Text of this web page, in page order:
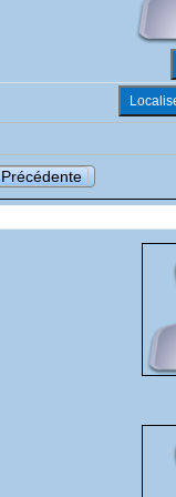
Précédente